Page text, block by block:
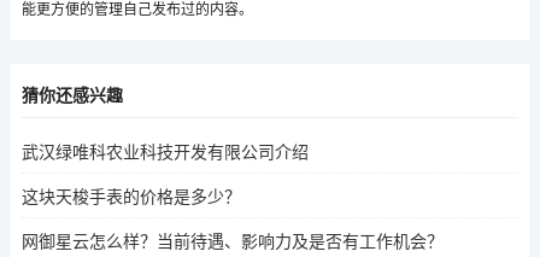
能更方便的管理自己发布过的内容。
猜你还感兴趣
武汉绿唯科农业科技开发有限公司介绍
这块天梭手表的价格是多少？
网御星云怎么样？当前待遇、影响力及是否有工作机会？